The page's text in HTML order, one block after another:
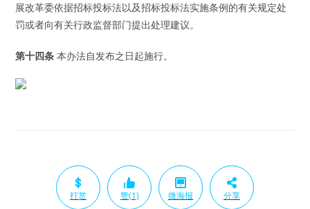
展改革委依据招标投标法以及招标投标法实施条例的有关规定处
罚或者向有关行政监督部门提出处理建议。
第十四条 本办法自发布之日起施行。
打赏 赞(1) 微海报 分享